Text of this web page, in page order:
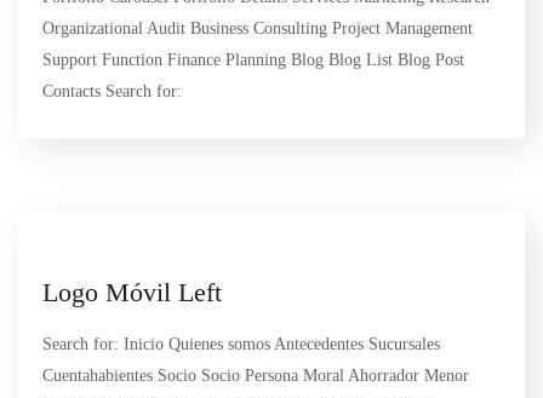
Organizational Audit Business Consulting Project Management
Support Function Finance Planning Blog Blog List Blog Post
Contacts Search for:
Logo Móvil Left
Search for: Inicio Quienes somos Antecedentes Sucursales
Cuentahabientes Socio Socio Persona Moral Ahorrador Menor